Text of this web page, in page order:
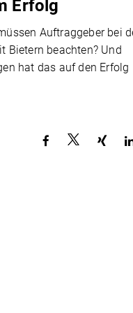
Erfolg
Auftraggeber bei
Bietern beachten? Und
hat das auf den Erfolg